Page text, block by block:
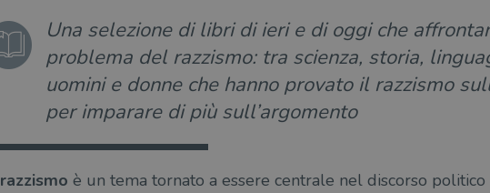
Una selezione di libri di ieri e di oggi che
problema del razzismo: tra scienza, storia,
uomini e donne che hanno provato il razzismo
per imparare di più sull’argomento
razzismo è un tema tornato a essere centrale nel discorso